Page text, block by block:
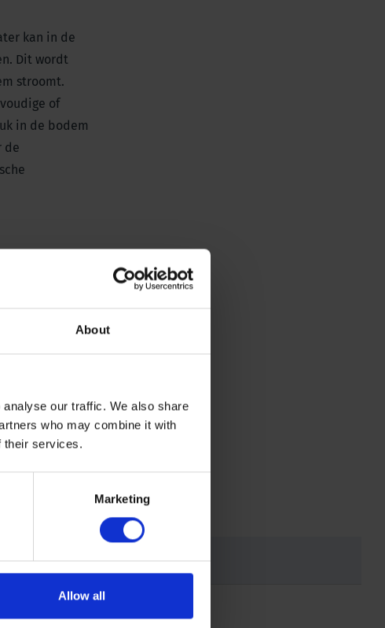
About
our traffic. We also share
who may combine it with
their services.
Marketing
Allow all
kan in de
Dit wordt
stroomt.
of
in de bodem
de